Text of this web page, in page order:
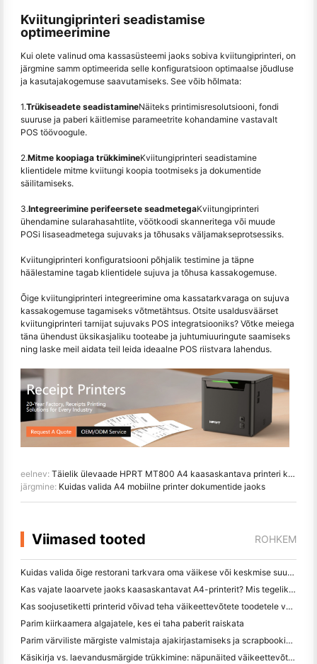
Kviitungiprinteri seadistamise
optimeerimine
Kui olete valinud oma kassasüsteemi jaoks sobiva kviitungiprinteri, on
järgmine samm optimeerida selle konfiguratsioon optimaalse jõudluse
ja kasutajakogemuse saavutamiseks. See võib hõlmata:
1.Trükiseadete seadistamineNäiteks printimisresolutsiooni, fondi
suuruse ja paberi käitlemise parameetrite kohandamine vastavalt
POS töövoogule.
2.Mitme koopiaga trükkimineKviitungiprinteri seadistamine
klientidele mitme kviitungi koopia tootmiseks ja dokumentide
säilitamiseks.
3.Integreerimine perifeersete seadmetegaKviitungiprinteri
ühendamine sularahasahtlite, vöötkoodi skanneritega või muude
POSi lisaseadmetega sujuvaks ja tõhusaks väljamakseprotsessiks.
Kviitungiprinteri konfiguratsiooni põhjalik testimine ja täpne
häälestamine tagab klientidele sujuva ja tõhusa kassakogemuse.
Õige kviitungiprinteri integreerimine oma kassatarkvaraga on sujuva
kassakogemuse tagamiseks võtmetähtsus. Otsite usaldusväärset
kviitungiprinteri tarnijat sujuvaks POS integratsiooniks? Võtke meiega
täna ühendust üksikasjaliku tooteabe ja juhtumiuuringute saamiseks
ning laske meil aidata teil leida ideaalne POS riistvara lahendus.
eelnev: Täielik ülevaade HPRT MT800 A4 kaasaskantava printeri kohta
järgmine: Kuidas valida A4 mobiilne printer dokumentide jaoks
Viimased tooted ROHKEM
Kuidas valida õige restorani tarkvara oma väikese või keskmise suurusega restorani jaoks
Kas vajate laoarvete jaoks kaasaskantavat A4-printerit? Mis tegelikult töötab
Kas soojusetiketti printerid võivad teha väikeettevõtete toodetele veekindel etikett?
Parim kiirkaamera algajatele, kes ei taha paberit raiskata
Parim värviliste märgiste valmistaja ajakirjastamiseks ja scrapbooking'iks: lisage iga leheküljele rohkem värvi
Käsikirja vs. laevandusmärgide trükkimine: näpunäited väikeettevõtetele 2026. aastal